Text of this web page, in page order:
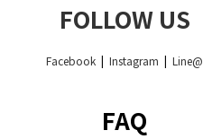
FOLLOW US
Facebook | Instagram | Line@
FAQ